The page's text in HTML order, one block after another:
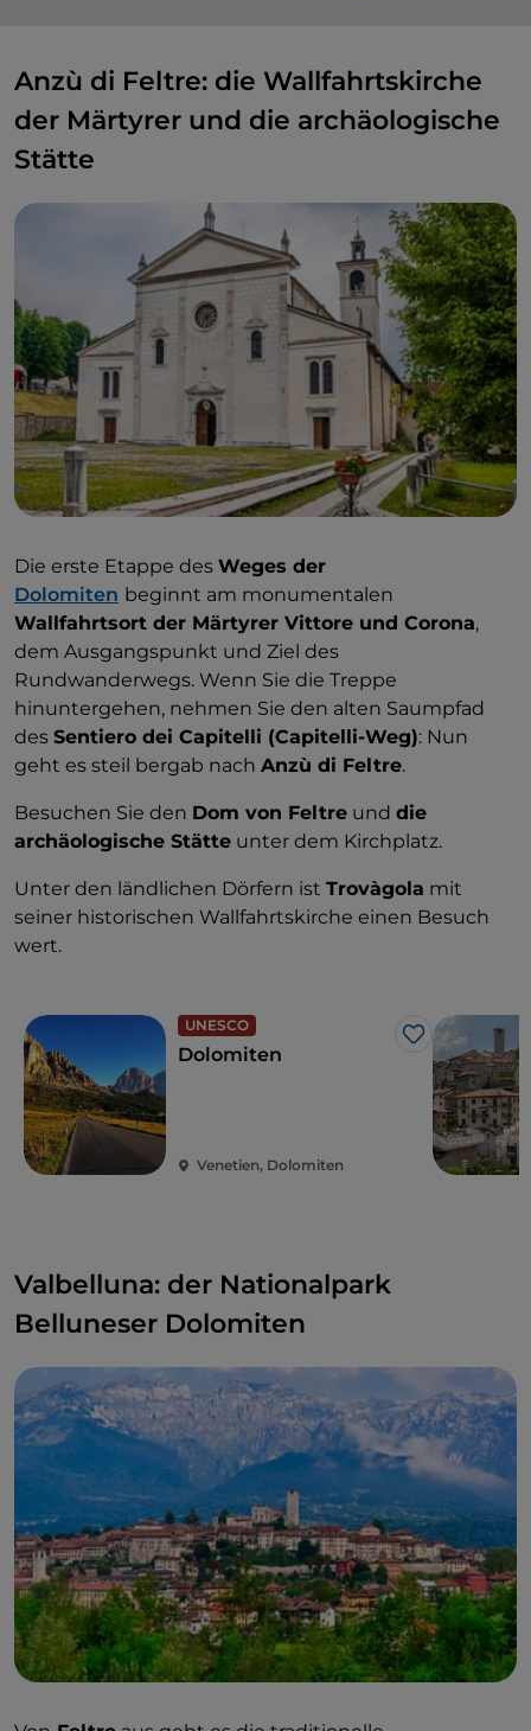
Anzù di Feltre: die Wallfahrtskirche
der Märtyrer und die archäologische
Stätte
Die erste Etappe des Weges der
Dolomiten beginnt am monumentalen
Wallfahrtsort der Märtyrer Vittore und Corona,
dem Ausgangspunkt und Ziel des
Rundwanderwegs. Wenn Sie die Treppe
hinuntergehen, nehmen Sie den alten Saumpfad
des Sentiero dei Capitelli (Capitelli-Weg): Nun
geht es steil bergab nach Anzù di Feltre.
Besuchen Sie den Dom von Feltre und die
archäologische Stätte unter dem Kirchplatz.
Unter den ländlichen Dörfern ist Trovàgola mit
seiner historischen Wallfahrtskirche einen Besuch
wert.
UNESCO
Like
Dolomiten
Venetien, Dolomiten
Valbelluna: der Nationalpark
Belluneser Dolomiten